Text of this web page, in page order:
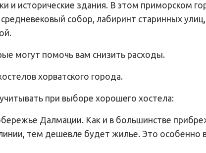
и исторические здания. В этом приморском
собор, лабиринт старинных
могут помочь вам снизить расходы.
хорватского города.
при выборе хорошего хостела:
Далмации. Как и в большинстве
тем дешевле будет жилье. Это особенно